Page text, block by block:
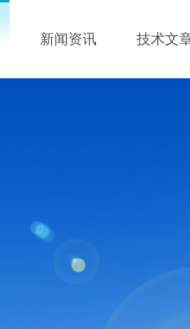
新闻资讯 技术文